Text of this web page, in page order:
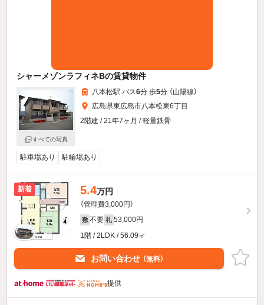
シャーメゾンラフィネBの賃貸物件
すべての写真
八本松駅 バス6分 歩5分 （山陽線）
広島県東広島市八本松東6丁目
2階建 / 21年7ヶ月 / 軽量鉄骨
駐車場あり 駐輪場あり
新着 5.4万円
（管理費3,000円）
敷 不要 礼 53,000円
1階 / 2LDK / 56.09㎡
お問い合わせ （無料）
提供